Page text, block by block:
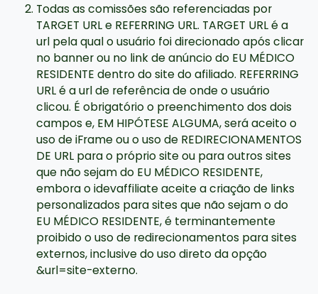
Todas as comissões são referenciadas por
TARGET URL e REFERRING URL. TARGET URL é a
url pela qual o usuário foi direcionado após clicar
no banner ou no link de anúncio do EU MÉDICO
RESIDENTE dentro do site do afiliado. REFERRING
URL é a url de referência de onde o usuário
clicou. É obrigatório o preenchimento dos dois
campos e, EM HIPÓTESE ALGUMA, será aceito o
uso de iFrame ou o uso de REDIRECIONAMENTOS
DE URL para o próprio site ou para outros sites
que não sejam do EU MÉDICO RESIDENTE,
embora o idevaffiliate aceite a criação de links
personalizados para sites que não sejam o do
EU MÉDICO RESIDENTE, é terminantemente
proibido o uso de redirecionamentos para sites
externos, inclusive do uso direto da opção
&url=site-externo.